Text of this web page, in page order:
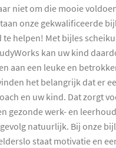
niet om die mooie
onze gekwalificeerde
te helpen! Met bijles
kan uw kind
aan een leuke en
het belangrijk dat er
en uw kind. Dat zorgt
gezonde werk- en
natuurlijk. Bij onze
staat motivatie en